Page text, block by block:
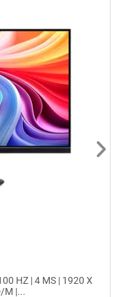
HZ | 4 MS | 1920 X
M |...